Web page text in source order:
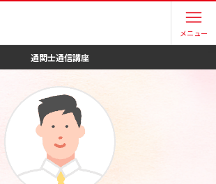
メニュー
通関士通信講座